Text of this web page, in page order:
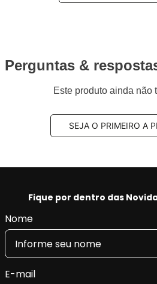
Perguntas &
Este produto ainda não
SEJA O PRIMEIRO A
Fique por dentro das
Nome
E-mail